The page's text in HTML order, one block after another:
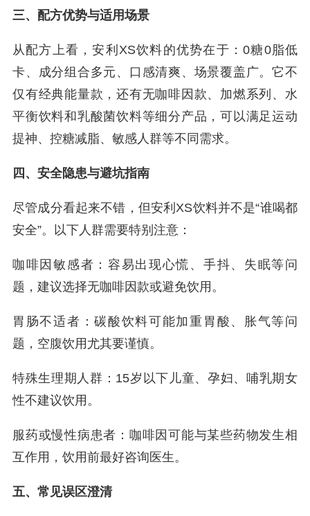
三、配方优势与适用场景
从配方上看，安利XS饮料的优势在于：0糖0脂低
卡、成分组合多元、口感清爽、场景覆盖广。它不
仅有经典能量款，还有无咖啡因款、加燃系列、水
平衡饮料和乳酸菌饮料等细分产品，可以满足运动
提神、控糖减脂、敏感人群等不同需求。
四、安全隐患与避坑指南
尽管成分看起来不错，但安利XS饮料并不是“谁喝都
安全”。以下人群需要特别注意：
咖啡因敏感者：容易出现心慌、手抖、失眠等问
题，建议选择无咖啡因款或避免饮用。
胃肠不适者：碳酸饮料可能加重胃酸、胀气等问
题，空腹饮用尤其要谨慎。
特殊生理期人群：15岁以下儿童、孕妇、哺乳期女
性不建议饮用。
服药或慢性病患者：咖啡因可能与某些药物发生相
互作用，饮用前最好咨询医生。
五、常见误区澄清